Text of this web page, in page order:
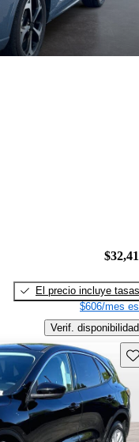
El precio incluye tasas
$606/mes
Verif. disponibilidad